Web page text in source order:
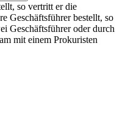
so vertritt er die
Geschäftsführer bestellt, so
Geschäftsführer oder durch
mit einem Prokuristen